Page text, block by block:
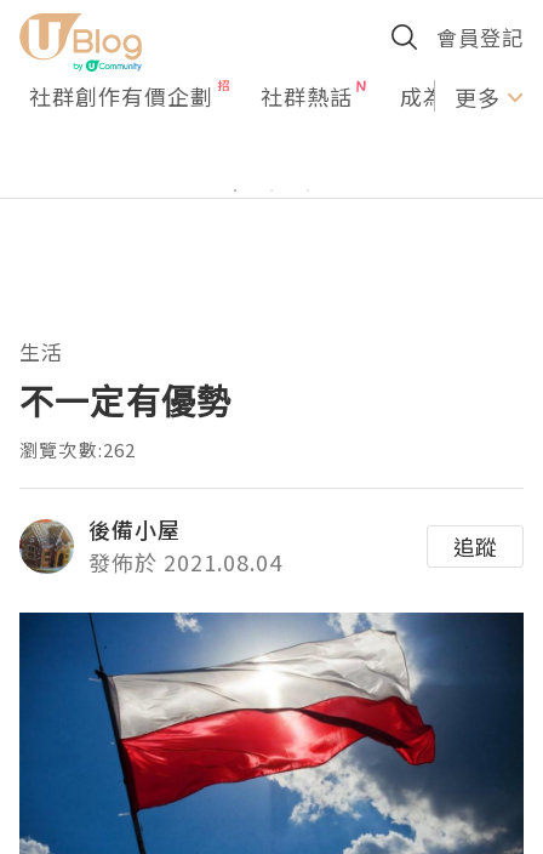
會員登記
社群創作有價企劃 社群熱話 成為U更多
生活
不一定有優勢
瀏覽次數:262
後備小屋
發佈於 2021.08.04
追蹤